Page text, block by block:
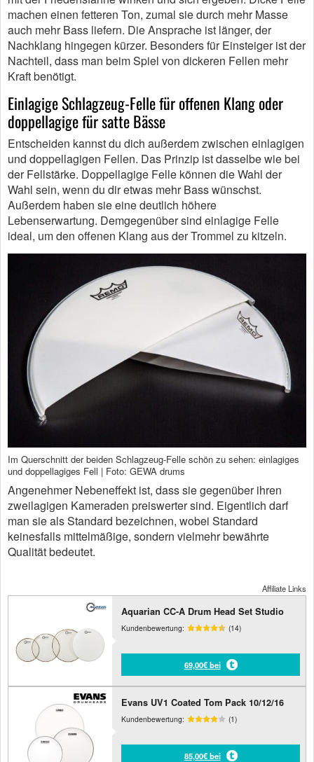
machen einen fetteren Ton, zumal sie durch mehr Masse
auch mehr Bass liefern. Die Ansprache ist länger, der
Nachklang hingegen kürzer. Besonders für Einsteiger ist der
Nachteil, dass man beim Spiel von dickeren Fellen mehr
Kraft benötigt.
Einlagige Schlagzeug-Felle für offenen Klang oder
doppellagige für satte Bässe
Entscheiden kannst du dich außerdem zwischen einlagigen
und doppellagigen Fellen. Das Prinzip ist dasselbe wie bei
der Fellstärke. Doppellagige Felle können die Wahl der
Wahl sein, wenn du dir etwas mehr Bass wünschst.
Außerdem haben sie eine deutlich höhere
Lebenserwartung. Demgegenüber sind einlagige Felle
ideal, um den offenen Klang aus der Trommel zu kitzeln.
Im Querschnitt der beiden Schlagzeug-Felle schön zu sehen: einlagiges
und doppellagiges Fell | Foto: GEWA drums
Angenehmer Nebeneffekt ist, dass sie gegenüber ihren
zweilagigen Kameraden preiswerter sind. Eigentlich darf
man sie als Standard bezeichnen, wobei Standard
keinesfalls mittelmäßige, sondern vielmehr bewährte
Qualität bedeutet.
Affiliate Links
Aquarian CC-A Drum Head Set Studio
Kundenbewertung: (14)
69,00€ bei
Evans UV1 Coated Tom Pack 10/12/16
Kundenbewertung: (1)
85,00€ bei